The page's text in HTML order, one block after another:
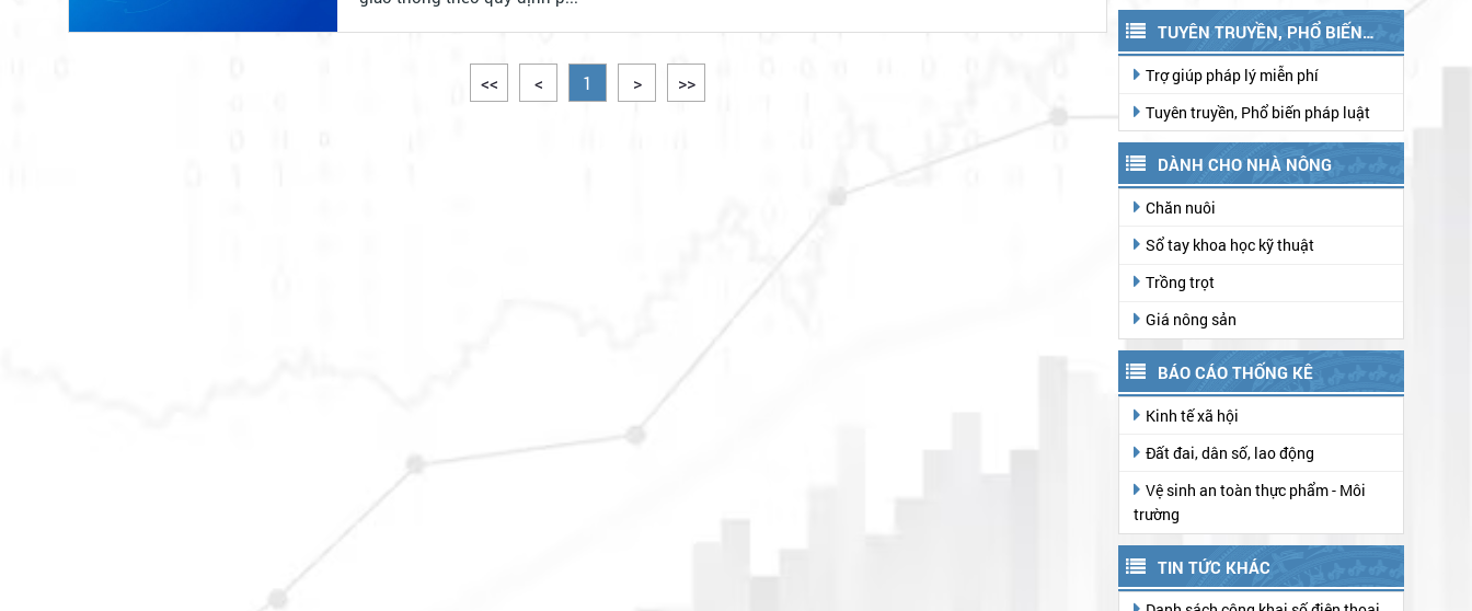
<< < 1 > >>
TUYÊN TRUYỀN, PHỔ BIẾN
PHÁP LUẬT
Trợ giúp pháp lý miễn phí
Tuyên truyền, Phổ biến pháp luật
DÀNH CHO NHÀ NÔNG
Chăn nuôi
Sổ tay khoa học kỹ thuật
Trồng trọt
Giá nông sản
BÁO CÁO THỐNG KÊ
Kinh tế xã hội
Đất đai, dân số, lao động
Vệ sinh an toàn thực phẩm - Môi
trường
TIN TỨC KHÁC